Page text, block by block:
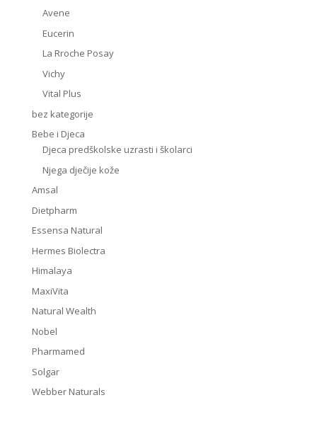
Avene
Eucerin
La Rroche Posay
Vichy
Vital Plus
bez kategorije
Bebe i Djeca
Djeca predškolske uzrasti i školarci
Njega dječije kože
Amsal
Dietpharm
Essensa Natural
Hermes Biolectra
Himalaya
MaxiVita
Natural Wealth
Nobel
Pharmamed
Solgar
Webber Naturals